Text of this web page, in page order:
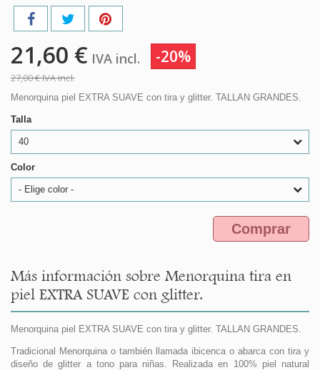
21,60 € IVA incl. -20%
27,00 €IVA incl.
Menorquina piel EXTRA SUAVE con tira y glitter. TALLAN GRANDES.
Talla
40
Color
- Elige color -
Comprar
Más información sobre Menorquina tira en
piel EXTRA SUAVE con glitter.
Menorquina piel EXTRA SUAVE con tira y glitter. TALLAN GRANDES.
Tradicional Menorquina o también llamada ibicenca o abarca con tira y
diseño de glitter a tono para niñas. Realizada en 100% piel natural